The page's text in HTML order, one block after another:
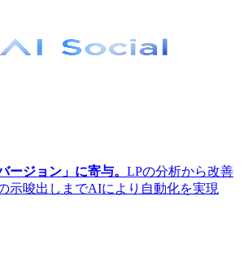
ージョン」に寄与。 LPの分析から改善
示唆出しまでAIにより自動化を実現